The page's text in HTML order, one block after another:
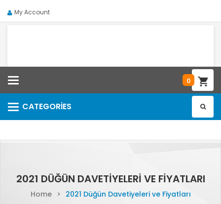
My Account
0
CATEGORIES
Categories
2021 DÜĞÜN DAVETIYELERI VE FIYATLARI
Home > 2021 Düğün Davetiyeleri ve Fiyatları